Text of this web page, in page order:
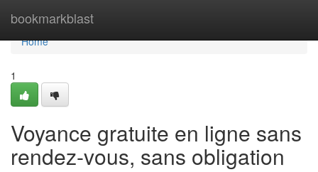
bookmarkblast
Home
Home
1
Voyance gratuite en ligne sans
rendez-vous, sans obligation